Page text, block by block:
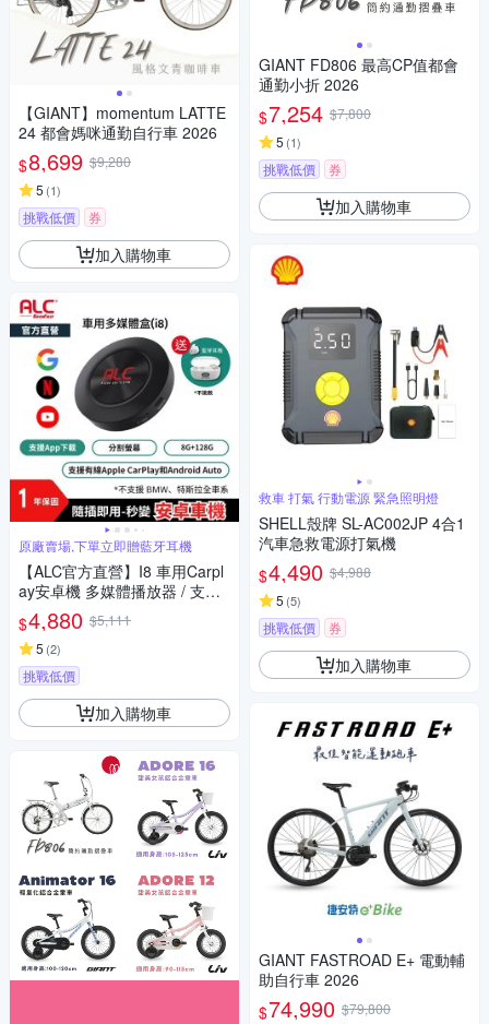
【GIANT】momentum LATTE
24 都會媽咪通勤自行車 2026
$8,699 $9,280
5 (1)
挑戰低價 券
加入購物車
原廠賣場,下單立即贈藍牙耳機
【ALC官方直營】I8 車用Carpl
ay安卓機 多媒體播放器 / 支援
有線Apple CarPlay和Android A
uto (八核心+128GB) (贈藍牙耳
機)
$4,880 $5,111
5 (2)
挑戰低價
加入購物車
GIANT FD806 最高CP值都會
通勤小折 2026
$7,254 $7,800
5 (1)
挑戰低價 券
加入購物車
救車 打氣 行動電源 緊急照明燈
SHELL殼牌 SL-AC002JP 4合1
汽車急救電源打氣機
$4,490 $4,988
5 (5)
挑戰低價 券
加入購物車
GIANT FASTROAD E+ 電動輔
助自行車 2026
$74,990 $79,800